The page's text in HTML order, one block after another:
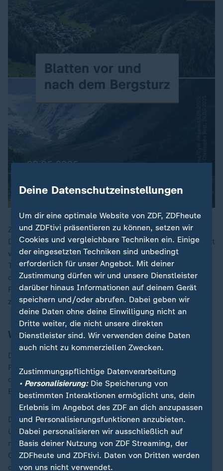
Zuvor war das Risiko eines unkontrollierten
Durchbruchs der Wassermengen noch größer geschätzt
worden. Die Bewohner von zwei Gemeinden im unteren
Tal waren in der Nacht zu Freitag aufgerufen worden,
das Nötigste zu packen, um im Fall einer nötigen
Flucht bereit zu sein. Die Gefahr ist nun
zurückgegangen.
Weitere Felsabbrüche möglich
Die Behörden können aber nach wie vor keine weiteren
Felsabbrüche oberhalb des Katastrophengebiets und
dann folgende neue Gerölllawinen oberhalb des Dorfs
Blatten ausschließen.
Der Schuttkegel wird mit Drohnen und einer Webcam
überwacht. Experten schätzen, dass ein Drittel der
neun Millionen Kubikmeter im Schuttkegel
Gletschereis ist - welchen Einfluss die Schmelze auf
die Geröll- und Felsmasse hat, ist schwer
Deine Datenschutzeinstellungen
Um dir eine optimale Website von ZDF, ZDFheute
und ZDFtivi präsentieren zu können, setzen wir
Cookies und vergleichbare Techniken ein. Einige
der eingesetzten Techniken sind unbedingt
erforderlich für unser Angebot. Mit deiner
Zustimmung dürfen wir und unsere Dienstleister
darüber hinaus Informationen auf deinem Gerät
speichern und/oder abrufen. Dabei geben wir
deine Daten ohne deine Einwilligung nicht an
Dritte weiter, die nicht unsere direkten
Dienstleister sind. Wir verwenden deine Daten
auch nicht zu kommerziellen Zwecken.
Zustimmungspflichtige Datenverarbeitung
• Personalisierung:Die Speicherung von
bestimmten Interaktionen ermöglicht uns, dein
Erlebnis im Angebot des ZDF an dich anzupassen
und Personalisierungsfunktionen anzubieten.
Dabei personalisieren wir ausschließlich auf
Basis deiner Nutzung von ZDF Streaming, der
ZDFheute und ZDFtivi. Daten von Dritten werden
von uns nicht verwendet.